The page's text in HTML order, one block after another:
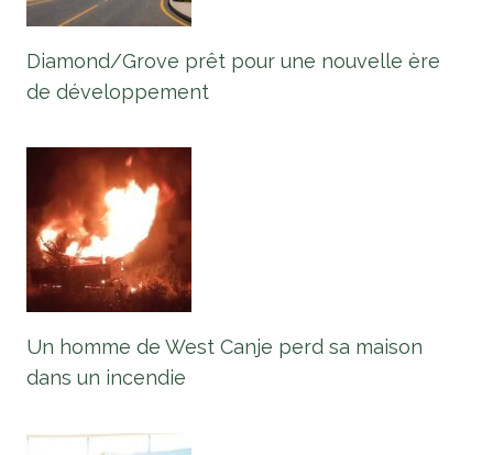
Diamond/Grove prêt pour une nouvelle ère
de développement
Un homme de West Canje perd sa maison
dans un incendie